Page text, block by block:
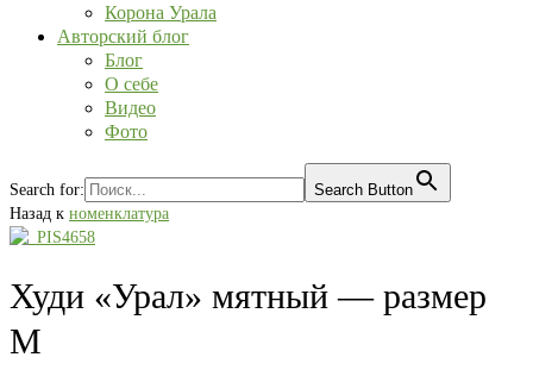
Корона Урала
Авторский блог
Блог
О себе
Видео
Фото
Search for:
Search Button
Назад к номенклатура
Худи «Урал» мятный — размер
M